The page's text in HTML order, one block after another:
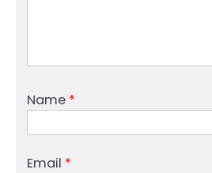
Name *
Email *